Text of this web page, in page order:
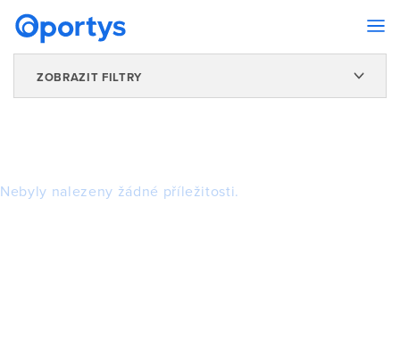
ZOBRAZIT FILTRY
Nebyly nalezeny žádné příležitosti.